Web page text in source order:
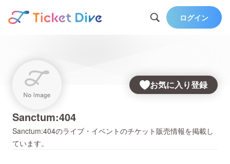
ログイン
お気に入り登録
Sanctum:404
Sanctum:404のライブ・イベントのチケット販売情報を掲載し
ています。